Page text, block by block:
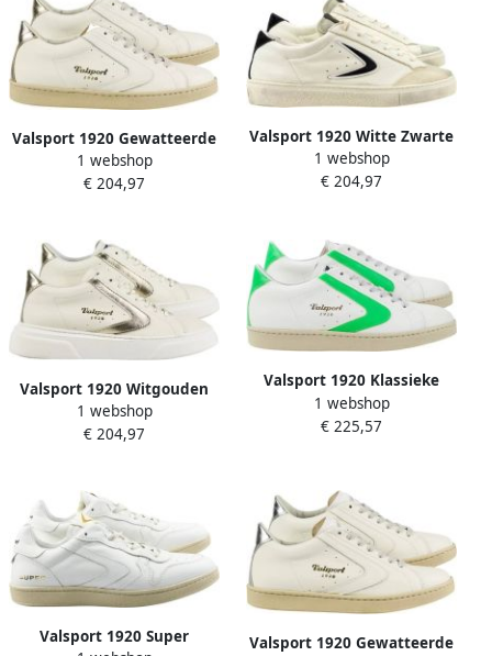
Valsport 1920 Gewatteerde
Tong Bianco Oro Sneakers
1 webshop
€ 204,97
Valsport 1920 Witte Zwarte
Goofy Sneakers
1 webshop
€ 204,97
Valsport 1920 Witgouden
Toernooischoenen
1 webshop
€ 204,97
Valsport 1920 Klassieke
Leren Groene
Toernooischoenen
1 webshop
€ 225,57
Valsport 1920 Super
Valsport 1920 Gewatteerde